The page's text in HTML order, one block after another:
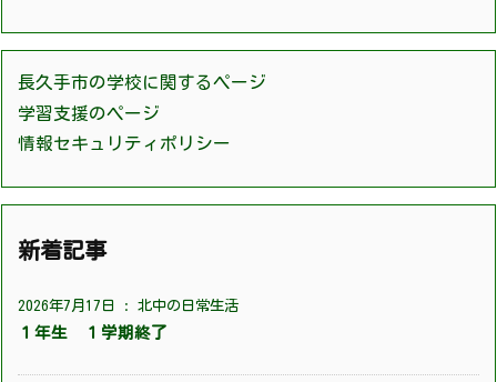
長久手市の学校に関するページ
学習支援のページ
情報セキュリティポリシー
新着記事
2026年7月17日 : 北中の日常生活
１年生 １学期終了